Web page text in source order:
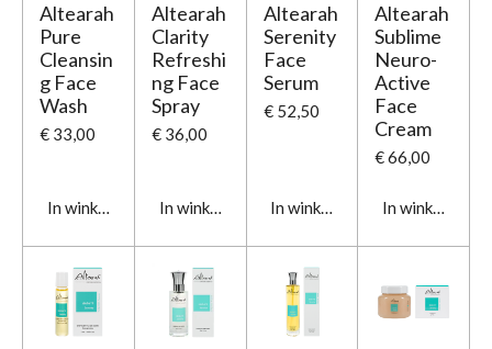
Altearah
Pure
Cleansin
g Face
Wash
€ 33,00
In winkelwagen
Altearah
Clarity
Refreshi
ng Face
Spray
€ 36,00
In winkelwagen
Altearah
Serenity
Face
Serum
€ 52,50
In winkelwagen
Altearah
Sublime
Neuro-
Active
Face
Cream
€ 66,00
In